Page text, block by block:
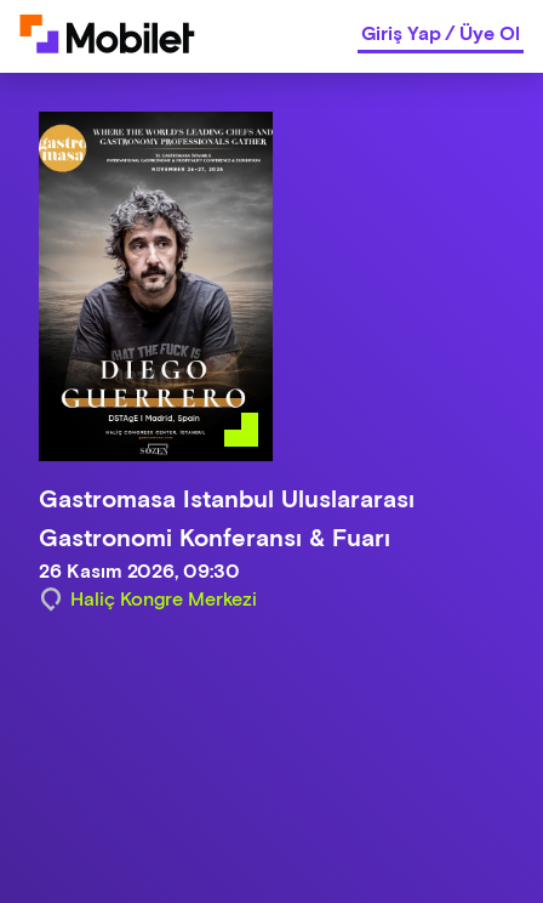
Giriş Yap/Üye Ol
Gastromasa Istanbul Uluslararası
Gastronomi Konferansı & Fuarı
26 Kasım 2026, 09:30
Haliç Kongre Merkezi